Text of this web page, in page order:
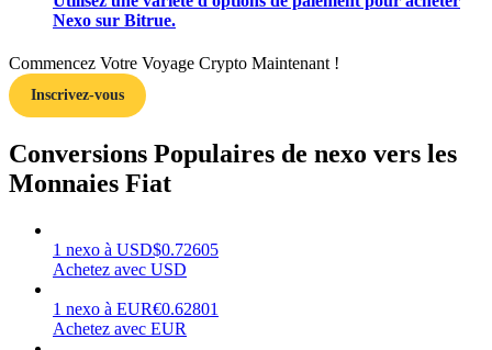
Gagner
Nexo sur Bitrue.
Commencez Votre Voyage Crypto Maintenant !
Inscrivez-vous
Conversions Populaires de nexo vers les
Monnaies Fiat
1 nexo à USD$0.72605
Achetez avec USD
1 nexo à EUR€0.62801
Achetez avec EUR